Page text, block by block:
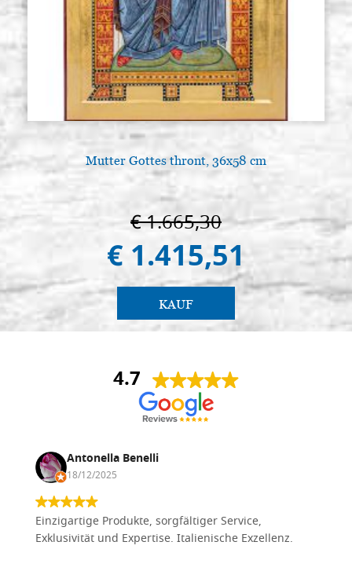
Mutter Gottes thront, 36x58 cm
€ 1.665,30
€ 1.415,51
KAUF
4.7
Antonella Benelli
18/12/2025
Einzigartige Produkte, sorgfältiger Service,
Exklusivität und Expertise. Italienische Exzellenz.